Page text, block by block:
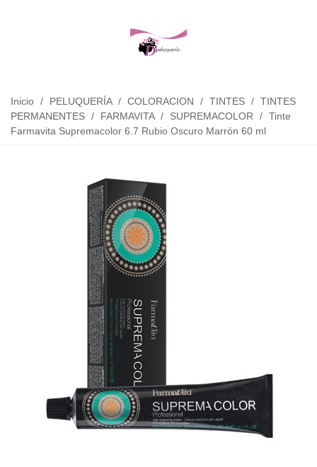
Inicio / PELUQUERÍA / COLORACION / TINTES / TINTES
PERMANENTES / FARMAVITA / SUPREMACOLOR / Tinte
Farmavita Supremacolor 6.7 Rubio Oscuro Marrón 60 ml